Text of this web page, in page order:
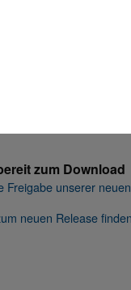
zum Download
Freigabe unserer
neuen Release